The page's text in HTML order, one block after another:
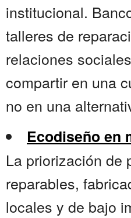
institucional.
talleres de
relaciones
compartir en una
no en una
Ecodiseño en
La priorización de
reparables,
locales y de bajo